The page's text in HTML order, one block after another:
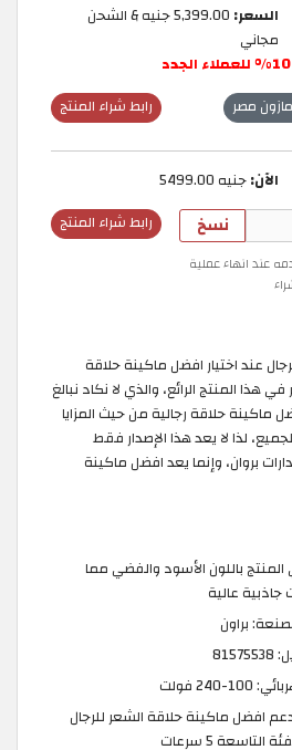
السعر:
5,399.00 جنيه & الشحن
مجاني
رابط شراء المنتج مصر
الآن:جنيه 5499.00
رابط شراء المنتج نسخ
عند انهاء عملية
عند اختيار افضل ماكينة حلاقة
في هذا المنتج الرائع، والذي لا نكاد نبالغ
ماكينة حلاقة رجالية من حيث المزايا
لذا لا يعد هذا الإصدار فقط
بروان، وإنما يعد افضل ماكينة
المنتج باللون الأسود والفضي مما
عالية
براون
240 فولت
افضل ماكينة حلاقة الشعر للرجال
5 سرعات